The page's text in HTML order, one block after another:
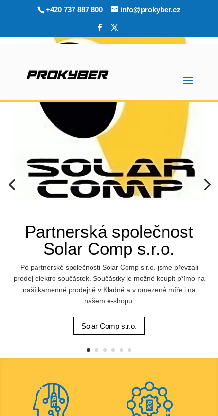
+420 737 887 800 info@prokyber.cz
Partnerská společnost
Solar Comp s.r.o.
Po partnerské společnosti Solar Comp s.r.o. jsme převzali
prodej elektro součástek. Součástky je možné koupit přímo na
naší kamenné prodejně v Kladně a v omezené míře i na
našem e-shopu.
Solar Comp s.r.o.